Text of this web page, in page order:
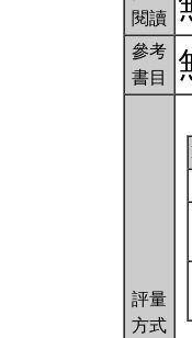
閱讀
參考
書目
評量
方式